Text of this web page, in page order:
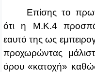
Επίσης το
ότι η Μ.Κ.4
εαυτό της ως
προχωρώντας
όρου «κατοχή»